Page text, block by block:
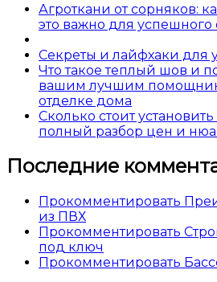
Агроткани от сорняков:
это важно для успешного
Секреты и лайфхаки для
Что такое теплый шов и
вашим лучшим
отделке дома
Сколько стоит
полный разбор цен и
Последние
Прокомментировать
из ПВХ
Прокомментировать
под ключ
Прокомментировать